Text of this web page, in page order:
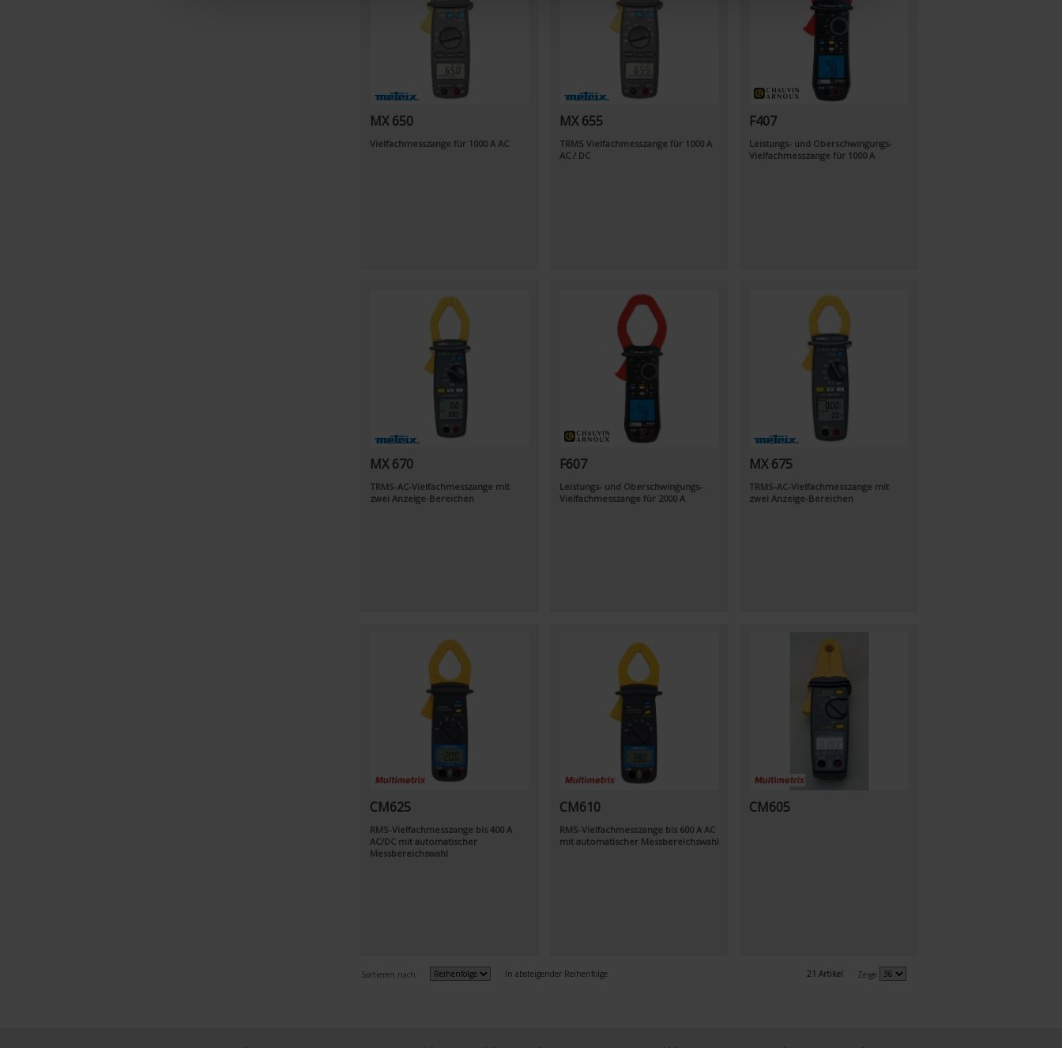
MX 650
Vielfachmesszange für 1000 A AC
MX 655
TRMS Vielfachmesszange für 1000 A
AC / DC
F407
Leistungs- und Oberschwingungs-
Vielfachmesszange für 1000 A
MX 670
TRMS-AC-Vielfachmesszange mit
zwei Anzeige-Bereichen
F607
Leistungs- und Oberschwingungs-
Vielfachmesszange für 2000 A
MX 675
TRMS-AC-Vielfachmesszange mit
zwei Anzeige-Bereichen
CM625
RMS-Vielfachmesszange bis 400 A
AC/DC mit automatischer
Messbereichswahl
CM610
RMS-Vielfachmesszange bis 600 A AC
mit automatischer Messbereichswahl
CM605
Sortieren nach In absteigender Reihenfolge 21 Artikel Zeige